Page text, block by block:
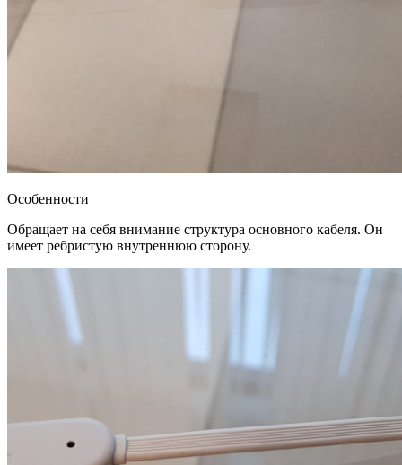
Особенности
Обращает на себя внимание структура основного кабеля. Он
имеет ребристую внутреннюю сторону.